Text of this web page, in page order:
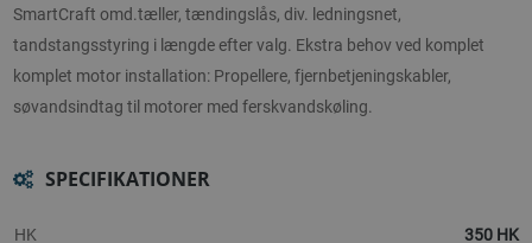
SmartCraft omd.tæller, tændingslås, div. ledningsnet,
tandstangsstyring i længde efter valg. Ekstra behov ved komplet
komplet motor installation: Propellere, fjernbetjeningskabler,
søvandsindtag til motorer med ferskvandskøling.
SPECIFIKATIONER
HK 350 HK